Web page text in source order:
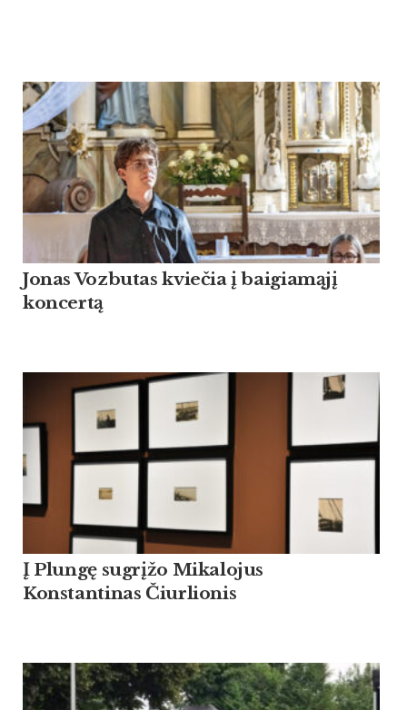
Jonas Vozbutas kviečia į baigiamąjį
koncertą
Į Plungę sugrįžo Mikalojus
Konstantinas Čiurlionis